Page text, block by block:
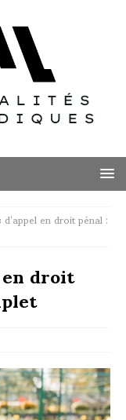
en droit pénal :
droit